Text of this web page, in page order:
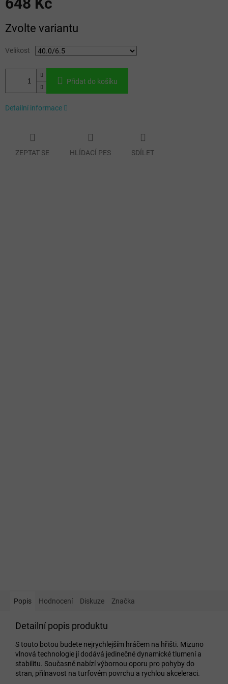
cena:
Zvolte variantu
Velikost
Přidat do košíku
Detailní informace
ZEPTAT SE HLÍDACÍ PES SDÍLET
Popis Hodnocení Diskuze Značka
Detailní popis produktu
S touto botou budete nejrychlejším hráčem na hřišti. Mizuno
vlnová technologie jí dodává jedinečné dynamické tlumení a
stabilitu. Současně nabízí výbornou oporu pro pohyby do
stran, přilnavost na turfovém povrchu a rychlou akceleraci.